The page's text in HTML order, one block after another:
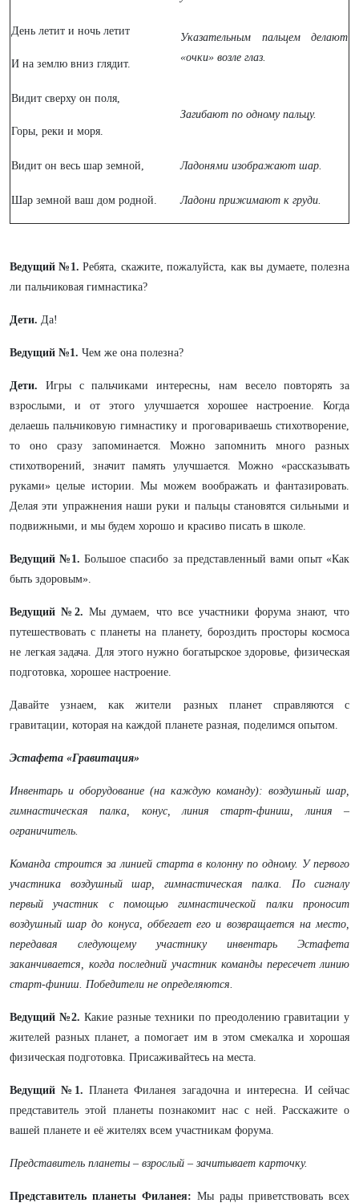
День летит и ночь летит
И на землю вниз глядит.
Указательным пальцем делают
«очки» возле глаз.
Видит сверху он поля,
Горы, реки и моря.
Загибают по одному пальцу.
Видит он весь шар земной, Ладонями изображают шар.
Шар земной ваш дом родной. Ладони прижимают к груди.
Ведущий №1.Ребята, скажите, пожалуйста, как вы думаете, полезна
ли пальчиковая гимнастика?
Дети. Да!
Ведущий №1. Чем же она полезна?
Дети. Игры с пальчиками интересны, нам весело повторять за
взрослыми, и от этого улучшается хорошее настроение. Когда
делаешь пальчиковую гимнастику и проговариваешь стихотворение,
то оно сразу запоминается. Можно запомнить много разных
стихотворений, значит память улучшается. Можно «рассказывать
руками» целые истории. Мы можем воображать и фантазировать.
Делая эти упражнения наши руки и пальцы становятся сильными и
подвижными, и мы будем хорошо и красиво писать в школе.
Ведущий №1.Большое спасибо за представленный вами опыт «Как
быть здоровым».
Ведущий №2.Мы думаем, что все участники форума знают, что
путешествовать с планеты на планету, бороздить просторы космоса
не легкая задача. Для этого нужно богатырское здоровье, физическая
подготовка, хорошее настроение.
Давайте узнаем, как жители разных планет справляются с
гравитации, которая на каждой планете разная, поделимся опытом.
Эстафета «Гравитация»
Инвентарь и оборудование (на каждую команду): воздушный шар,
гимнастическая палка, конус, линия старт-финиш, линия –
ограничитель.
Команда строится за линией старта в колонну по одному. У первого
участника воздушный шар, гимнастическая палка.
По сигналу
первый участник с помощью гимнастической палки проносит
воздушный шар до конуса, оббегает его и возвращается на место,
передавая следующему участнику инвентарь Эстафета
заканчивается, когда последний участник команды пересечет линию
старт-финиш. Победители не определяются.
Ведущий №2. Какие разные техники по преодолению гравитации у
жителей разных планет, а помогает им в этом смекалка и хорошая
физическая подготовка. Присаживайтесь на места.
Ведущий №1.Планета Филанея загадочна и интересна. И сейчас
представитель этой планеты познакомит нас с ней. Расскажите о
вашей планете и её жителях всем участникам форума.
Представитель планеты – взрослый – зачитывает карточку.
Представитель планеты Филанея: Мы рады приветствовать всех